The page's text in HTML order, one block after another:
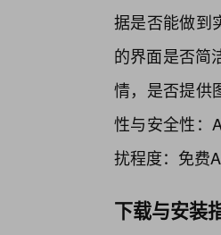
据是否能做到
的界面是否简
情，是否提供
性与安全性：
扰程度：免费
下载与安装